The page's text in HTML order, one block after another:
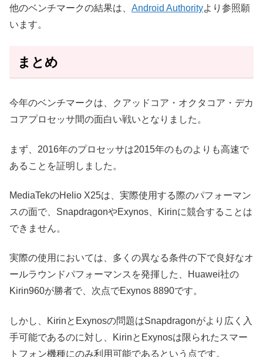
他のベンチマークの結果は、 Android Authorityより参照願
います。
まとめ
今年のベンチマークは、クアッドコア・オクタコア・デカ
コアプロセッサ間の面白い戦いとなりました。
まず、2016年のプロセッサは2015年のものよりも高速で
あることを証明しました。
MediaTekのHelio X25は、実際使用する際のパフォーマン
スの面で、SnapdragonやExynos、Kirinに競合することは
できません。
実際の使用においては、多くの異なる条件の下で良好なオ
ールラウンドパフォーマンスを発揮した、Huawei社の
Kirin960が勝者で、次点でExynos 8890です。
しかし、KirinとExynosの問題はSnapdragonがより広く入
手可能であるのに対し、KirinとExynosは限られたスマー
トフォン機種にのみ利用可能であるという点です。